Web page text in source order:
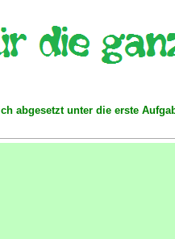
abgesetzt unter die erste